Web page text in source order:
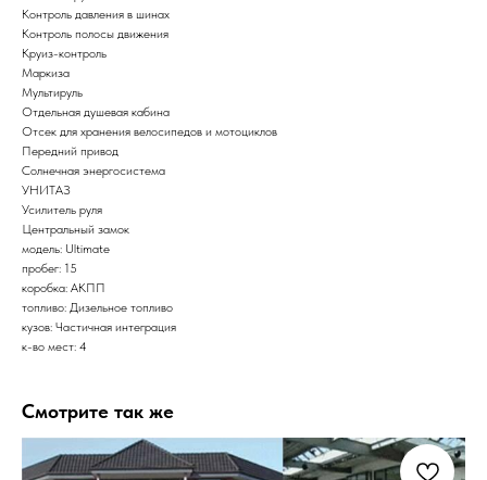
Контроль давления в шинах
Контроль полосы движения
Круиз-контроль
Маркиза
Мультируль
Отдельная душевая кабина
Отсек для хранения велосипедов и мотоциклов
Передний привод
Солнечная энергосистема
УНИТАЗ
Усилитель руля
Центральный замок
модель: Ultimate
пробег: 15
коробка: АКПП
топливо: Дизельное топливо
кузов: Частичная интеграция
к-во мест: 4
Смотрите так же